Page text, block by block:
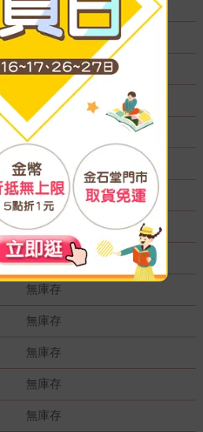
無庫存
無庫存
無庫存
無庫存
無庫存
無庫存
無庫存
無庫存
無庫存
無庫存
無庫存
無庫存
無庫存
無庫存